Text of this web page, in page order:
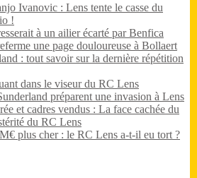
Ivanovic : Lens tente le casse du
!
à un ailier écarté par Benfica
une page douloureuse à Bollaert
: tout savoir sur la dernière répétition
dans le viseur du RC Lens
préparent une invasion à Lens
et cadres vendus : La face cachée du
du RC Lens
plus cher : le RC Lens a-t-il eu tort ?